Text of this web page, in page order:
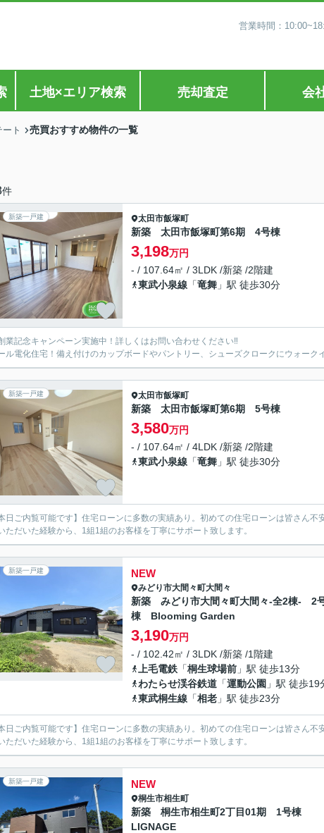
営業時間：
土地×エリア検索 売却査定 会
ト 売買おすすめ物件の一覧
件
新築一戸建 太田市飯塚町
新築 太田市飯塚町第6期 4号棟
3,198万円
- / 107.64㎡ / 3LDK /新築 /2階建
東武小泉線 「竜舞 」駅 徒歩30分
業記念キャンペーン実施中！詳しくはお問い合わせください‼
ル電化住宅！備え付けのカップボードやパントリー、シューズクロークにウォーク
新築一戸建 太田市飯塚町
新築 太田市飯塚町第6期 5号棟
3,580万円
- / 107.64㎡ / 4LDK /新築 /2階建
東武小泉線 「竜舞 」駅 徒歩30分
本日ご内覧可能です】住宅ローンに多数の実績あり。初めての住宅ローンは皆さん
ただいた経験から、1組1組のお客様を丁寧にサポート致します。
新築一戸建 NEW
みどり市大間々町大間々
新築 みどり市大間々町大間々-全2棟- 2
棟 Blooming Garden
3,190万円
- / 102.42㎡ / 3LDK /新築 /1階建
上毛電鉄 「桐生球場前 」駅 徒歩13分
わたらせ渓谷鉄道 「運動公園 」駅 徒歩19
東武桐生線 「相老 」駅 徒歩23分
本日ご内覧可能です】住宅ローンに多数の実績あり。初めての住宅ローンは皆さん
ただいた経験から、1組1組のお客様を丁寧にサポート致します。
新築一戸建 NEW
桐生市相生町
新築 桐生市相生町2丁目01期 1号棟
LIGNAGE